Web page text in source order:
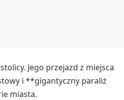
Jego przejazd z miejsca
i **gigantyczny paraliż
miasta.